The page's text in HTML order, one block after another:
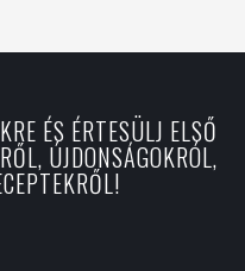
ÉS ÉRTESÜLJ ELSŐ
ÚJDONSÁGOKRÓL,